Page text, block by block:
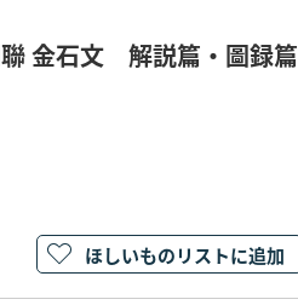
金石文 解説篇・圖録篇
ほしいものリストに追加